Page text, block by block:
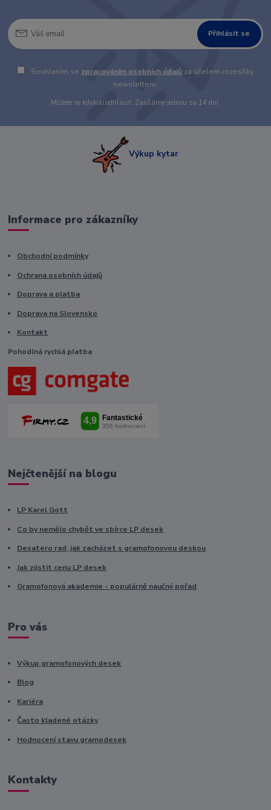
Přihlásit se
Souhlasím se zpracováním osobních údajů za účelem rozesílky
newsletteru.
Můžete se kdykoli odhlásit. Zasíláme jednou za 14 dní.
Výkup kytar
Informace pro zákazníky
Obchodní podmínky
Ochrana osobních údajů
Doprava a platba
Doprava na Slovensko
Kontakt
Pohodlná rychlá platba
Nejčtenější na blogu
LP Karel Gott
Co by nemělo chybět ve sbírce LP desek
Desatero rad, jak zacházet s gramofonovou deskou
Jak zjistit cenu LP desek
Gramofonová akademie - populárně naučný pořad
Pro vás
Výkup gramofonových desek
Blog
Kariéra
Často kladené otázky
Hodnocení stavu gramodesek
Kontakty